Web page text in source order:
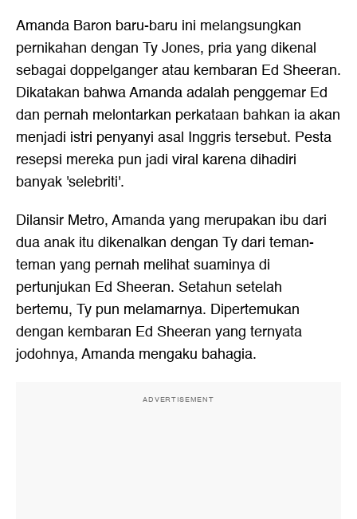
Amanda Baron baru-baru ini melangsungkan
pernikahan dengan Ty Jones, pria yang dikenal
sebagai doppelganger atau kembaran Ed Sheeran.
Dikatakan bahwa Amanda adalah penggemar Ed
dan pernah melontarkan perkataan bahkan ia akan
menjadi istri penyanyi asal Inggris tersebut. Pesta
resepsi mereka pun jadi viral karena dihadiri
banyak 'selebriti'.
Dilansir Metro, Amanda yang merupakan ibu dari
dua anak itu dikenalkan dengan Ty dari teman-
teman yang pernah melihat suaminya di
pertunjukan Ed Sheeran. Setahun setelah
bertemu, Ty pun melamarnya. Dipertemukan
dengan kembaran Ed Sheeran yang ternyata
jodohnya, Amanda mengaku bahagia.
ADVERTISEMENT